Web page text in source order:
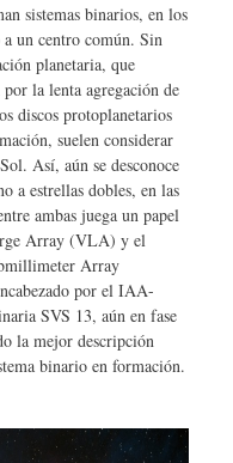
sistemas binarios, en los
un centro común. Sin
planetaria, que
por la lenta agregación de
discos protoplanetarios
suelen considerar
Así, aún se desconoce
a estrellas dobles, en las
ambas juega un papel
Array (VLA) y el
Array
por el IAA-
SVS 13, aún en fase
la mejor descripción
binario en formación.